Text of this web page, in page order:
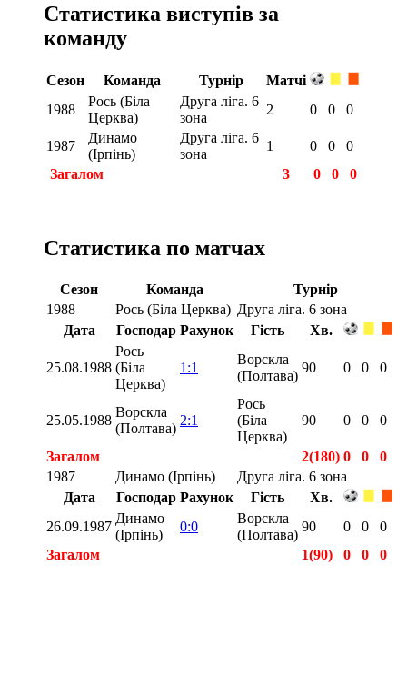
Статистика виступів за
команду
Сезон Команда Турнір
Матчі
1988
Рось (Біла
Церква)
Друга ліга. 6
зона
2 0 0 0
1987
Динамо
(Ірпінь)
Друга ліга. 6
зона
1 0 0
0
Загалом
3 0 0 0
Статистика по матчах
Сезон Команда
Турнір
1988
Рось (Біла Церква) Друга ліга. 6 зона
Дата
Господар Рахунок Гість Хв.
25.08.1988
Рось
(Біла
Церква)
1:1
Ворскла
(Полтава)
90 0 0 0
25.05.1988
Ворскла
(Полтава)
2:1
Рось
(Біла
Церква)
90 0 0 0
Загалом 2(180) 0 0
0
1987
Динамо (Ірпінь)
Друга ліга. 6 зона
Дата
Господар Рахунок Гість
Хв.
26.09.1987
Динамо
(Ірпінь)
0:0
Ворскла
(Полтава)
90 0 0
0
Загалом
1(90) 0 0
0